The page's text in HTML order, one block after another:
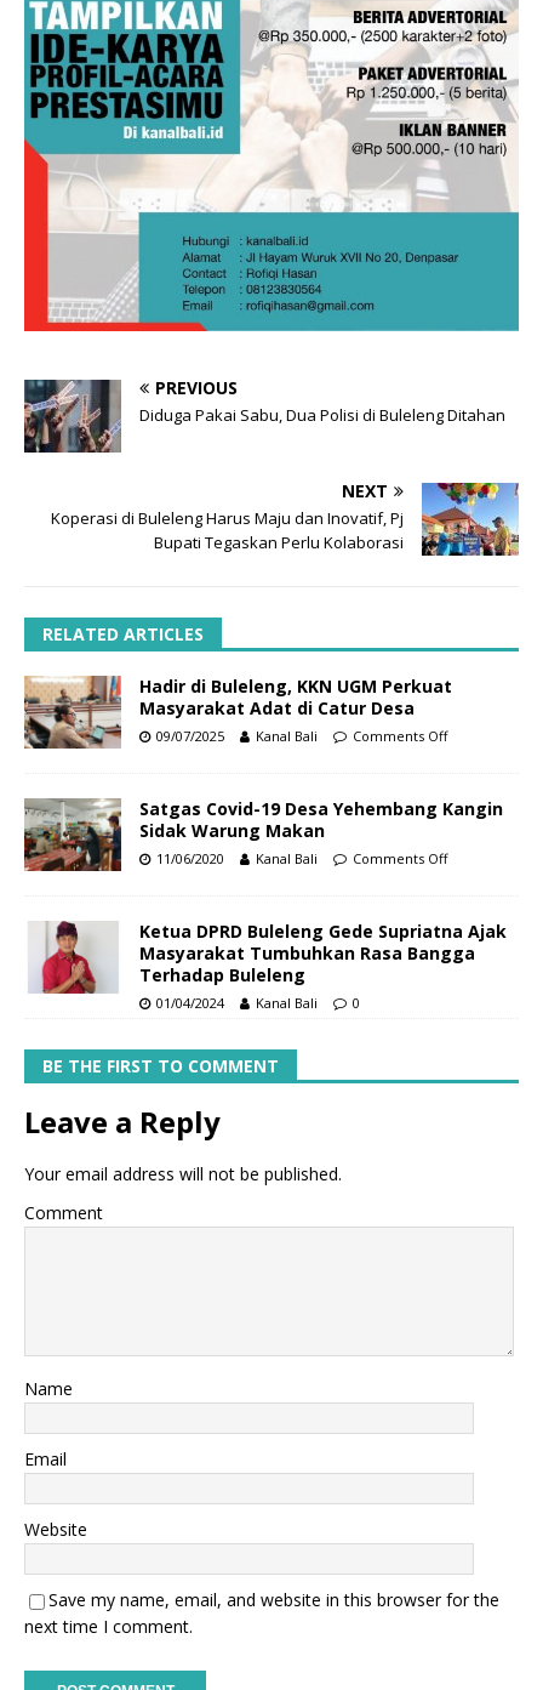
PREVIOUS
Diduga Pakai Sabu, Dua Polisi di Buleleng Ditahan
NEXT
Koperasi di Buleleng Harus Maju dan Inovatif, Pj
Bupati Tegaskan Perlu Kolaborasi
RELATED ARTICLES
Hadir di Buleleng, KKN UGM Perkuat
Masyarakat Adat di Catur Desa
09/07/2025 Kanal Bali Comments Off
Satgas Covid-19 Desa Yehembang Kangin
Sidak Warung Makan
11/06/2020 Kanal Bali Comments Off
Ketua DPRD Buleleng Gede Supriatna Ajak
Masyarakat Tumbuhkan Rasa Bangga
Terhadap Buleleng
01/04/2024 Kanal Bali 0
BE THE FIRST TO COMMENT
Leave a Reply
Your email address will not be published.
Comment
Name
Email
Website
Save my name, email, and website in this browser for the
next time I comment.